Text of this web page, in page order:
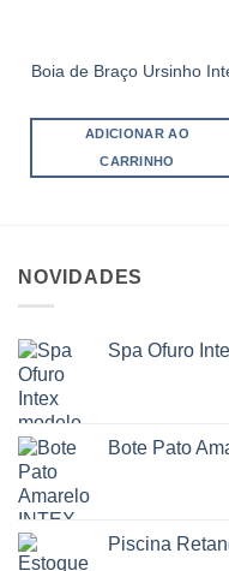
Boia de Braço Ursinho
ADICIONAR AO
CARRINHO
NOVIDADES
Spa Ofuro
Bote Pato
Piscina